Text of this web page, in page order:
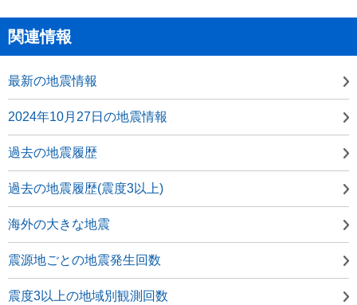
関連情報
最新の地震情報
2024年10月27日の地震情報
過去の地震履歴
過去の地震履歴(震度3以上)
海外の大きな地震
震源地ごとの地震発生回数
震度3以上の地域別観測回数